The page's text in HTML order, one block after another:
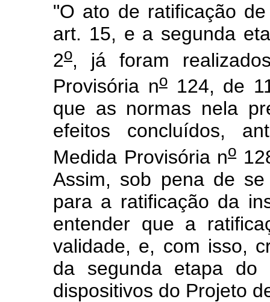
"O ato de ratificação
art. 15, e a segunda
2o, já foram
Provisória no124, de
que as normas nela
efeitos concluídos,
Medida Provisória no
Assim, sob pena de
para a ratificação da
entender que a
validade, e, com isso,
da segunda etapa do
dispositivos do Projeto